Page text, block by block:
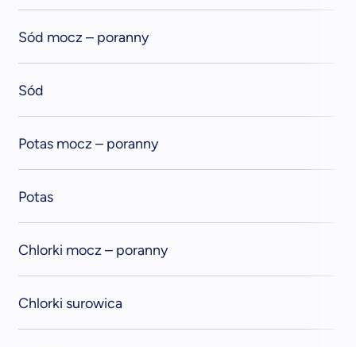
Sód mocz – poranny
Sód
Potas mocz – poranny
Potas
Chlorki mocz – poranny
Chlorki surowica